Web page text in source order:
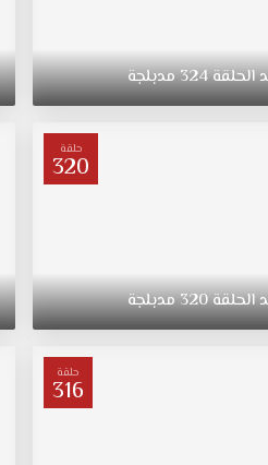
الحلقة324مدبلجة
حلقة
320
الحلقة320مدبلجة
حلقة
316